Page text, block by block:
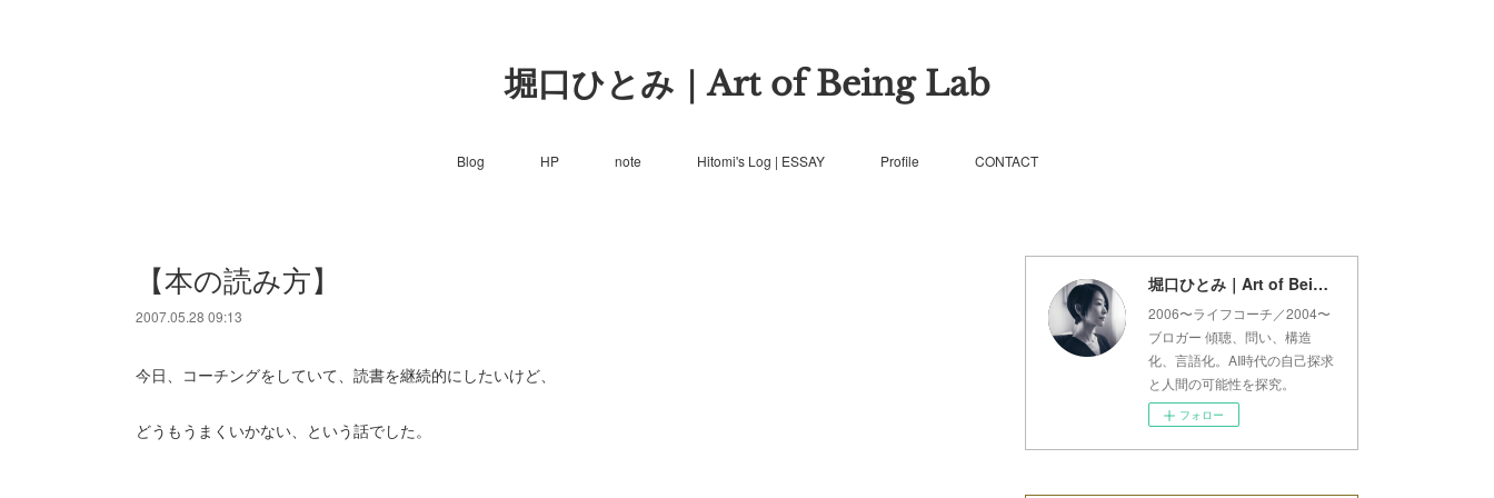
堀口ひとみ｜Art of Being Lab
Blog HP note Hitomi's Log | ESSAY Profile CONTACT
【本の読み方】
2007.05.28 09:13
今日、コーチングをしていて、読書を継続的にしたいけど、
どうもうまくいかない、という話でした。
堀口ひとみ｜Art of Being Lab
2006〜ライフコーチ／2004〜
ブロガー 傾聴、問い、構造
化、言語化。AI時代の自己探求
と人間の可能性を探究。
フォロー